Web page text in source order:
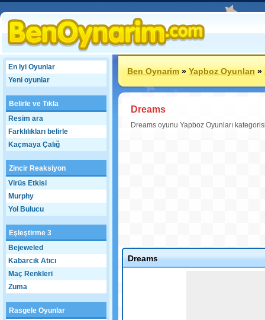
En Iyi Oyunlar
Yeni oyunlar
Belirle ve Tıkla
Resim ara
Farklılıkları belirle
Kaçmaya Çalığ
Zincir Reaksiyon
Virüs Etkisi
Murphy
Yol Bulucu
Eşleştirme 3
Bejeweled
Kabarcık Atıcı
Maç Renkleri
Zuma
Rasgele Oyunlar
Ben Oynarim»Yapboz Oyunları»
Dreams
Dreams oyunu Yapboz Oyunları
Dreams